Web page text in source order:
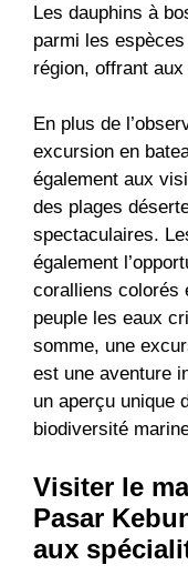
Les dauphins à
parmi les
région, offrant
En plus de
excursion en
également aux
des plages
spectaculaires.
également
coralliens colorés
peuple les eaux
somme, une
est une aventure
un aperçu unique
biodiversité
Visiter le
Pasar
aux